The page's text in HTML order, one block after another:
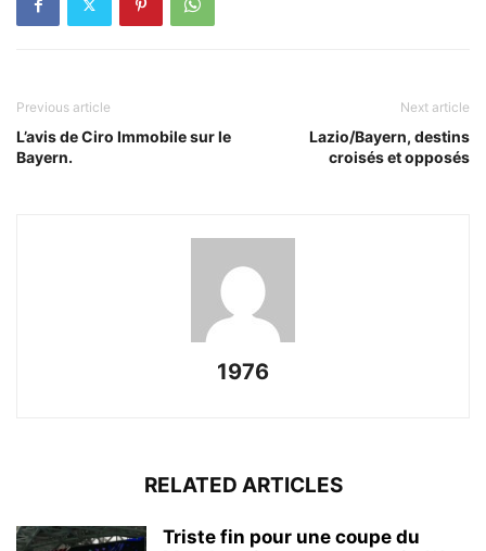
Previous article
L’avis de Ciro Immobile sur le
Bayern.
Next article
Lazio/Bayern, destins
croisés et opposés
1976
RELATED ARTICLES
Triste fin pour une coupe du